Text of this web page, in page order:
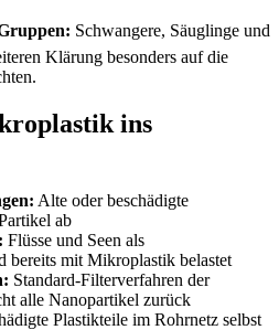
Schwangere, Säuglinge und
Klärung besonders auf die
ins
Alte oder beschädigte
ab
Flüsse und Seen als
bereits mit Mikroplastik belastet
Standard-Filterverfahren der
alle Nanopartikel zurück
Plastikteile im Rohrnetz selbst